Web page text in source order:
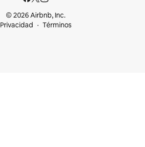
© 2026 Airbnb, Inc.
Privacidad
Términos